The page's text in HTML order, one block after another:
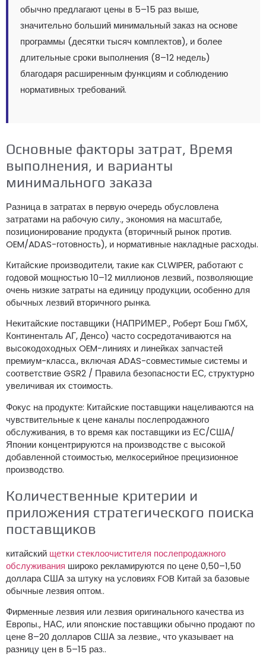
обычно предлагают цены в 5–15 раз выше,
значительно больший минимальный заказ на основе
программы (десятки тысяч комплектов), и более
длительные сроки выполнения (8–12 недель)
благодаря расширенным функциям и соблюдению
нормативных требований.
Основные факторы затрат, Время
выполнения, и варианты
минимального заказа
Разница в затратах в первую очередь обусловлена ​​
затратами на рабочую силу., экономия на масштабе,
позиционирование продукта (вторичный рынок против.
OEM/ADAS-готовность), и нормативные накладные расходы.
Китайские производители, такие как CLWIPER, работают с
годовой мощностью 10–12 миллионов лезвий., позволяющие
очень низкие затраты на единицу продукции, особенно для
обычных лезвий вторичного рынка.
Некитайские поставщики (НАПРИМЕР., Роберт Бош ГмбХ,
Континенталь АГ, Денсо) часто сосредотачиваются на
высокодоходных OEM-линиях и линейках запчастей
премиум-класса., включая ADAS-совместимые системы и
соответствие GSR2 / Правила безопасности ЕС, структурно
увеличивая их стоимость.
Фокус на продукте: Китайские поставщики нацеливаются на
чувствительные к цене каналы послепродажного
обслуживания, в то время как поставщики из ЕС/США/
Японии концентрируются на производстве с высокой
добавленной стоимостью, мелкосерийное прецизионное
производство.
Количественные критерии и
приложения стратегического поиска
поставщиков
китайский щетки стеклоочистителя послепродажного
обслуживания широко рекламируются по цене 0,50–1,50
доллара США за штуку на условиях FOB Китай за базовые
обычные лезвия оптом..
Фирменные лезвия или лезвия оригинального качества из
Европы., НАС, или японские поставщики обычно продают по
цене 8–20 долларов США за лезвие., что указывает на
разницу цен в 5–15 раз..